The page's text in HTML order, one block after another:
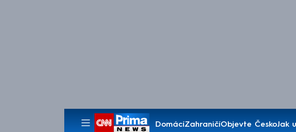
DomácíZahraničíObjevte ČeskoJak